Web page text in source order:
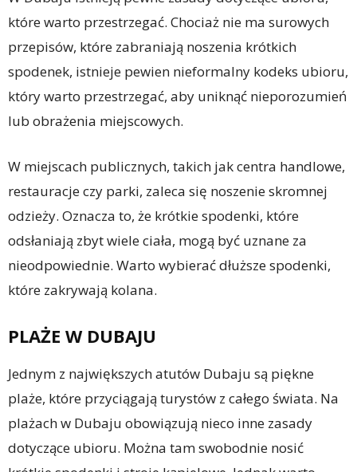
które warto przestrzegać. Chociaż nie ma surowych
przepisów, które zabraniają noszenia krótkich
spodenek, istnieje pewien nieformalny kodeks ubioru,
który warto przestrzegać, aby uniknąć nieporozumień
lub obrażenia miejscowych.
W miejscach publicznych, takich jak centra handlowe,
restauracje czy parki, zaleca się noszenie skromnej
odzieży. Oznacza to, że krótkie spodenki, które
odsłaniają zbyt wiele ciała, mogą być uznane za
nieodpowiednie. Warto wybierać dłuższe spodenki,
które zakrywają kolana.
PLAŻE W DUBAJU
Jednym z największych atutów Dubaju są piękne
plaże, które przyciągają turystów z całego świata. Na
plażach w Dubaju obowiązują nieco inne zasady
dotyczące ubioru. Można tam swobodnie nosić